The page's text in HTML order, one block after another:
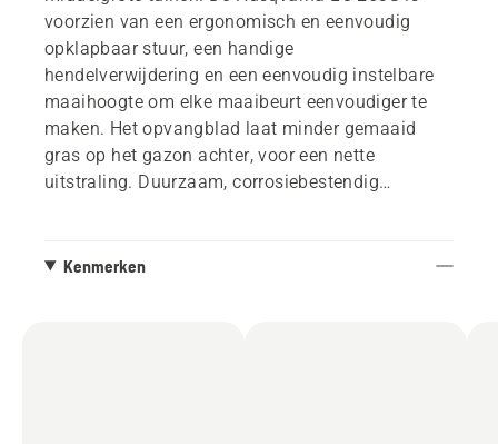
voorzien van een ergonomisch en eenvoudig
opklapbaar stuur, een handige
hendelverwijdering en een eenvoudig instelbare
maaihoogte om elke maaibeurt eenvoudiger te
maken. Het opvangblad laat minder gemaaid
gras op het gazon achter, voor een nette
uitstraling. Duurzaam, corrosiebestendig
motor voor betere prestaties en minder
Kenmerken